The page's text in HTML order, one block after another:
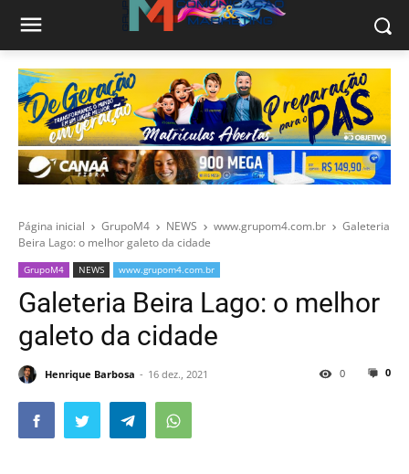
Página inicial GrupoM4 NEWS www.grupom4.com.br
Galeteria
Beira Lago: o melhor galeto da cidade
GrupoM4 NEWS www.grupom4.com.br
Galeteria Beira Lago: o melhor
galeto da cidade
Henrique Barbosa 16 dez., 2021 0
0